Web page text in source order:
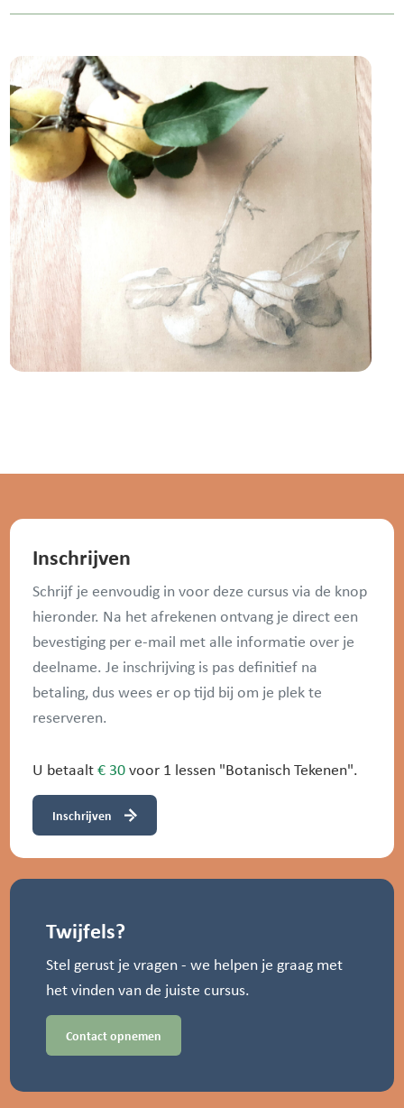
Inschrijven
Schrijf je eenvoudig in voor deze cursus via de knop
hieronder. Na het afrekenen ontvang je direct een
bevestiging per e-mail met alle informatie over je
deelname. Je inschrijving is pas definitief na
betaling, dus wees er op tijd bij om je plek te
reserveren.
U betaalt€ 30voor 1 lessen "Botanisch Tekenen".
Inschrijven
Twijfels?
Stel gerust je vragen - we helpen je graag met
het vinden van de juiste cursus.
Contact opnemen